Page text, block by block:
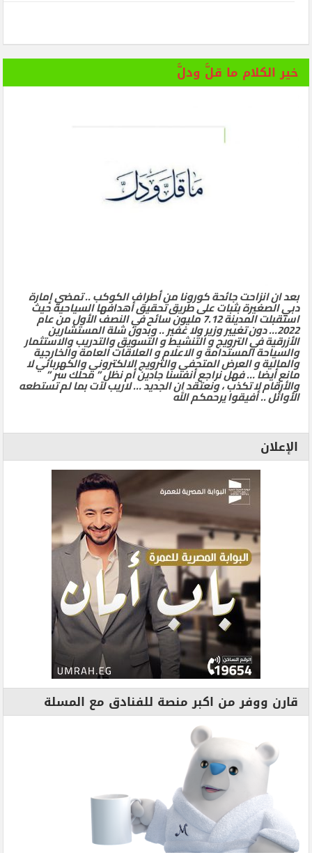
خير الكلام ما قلَّ ودلَّ
بعد ان انزاحت جائحة كورونا من أطراف الكوكب .. تمضي إمارة
دبي الصغيرة بثبات على طريق تحقيق أهدافها السياحية حيث
استقبلت المدينة 7.12 مليون سائح في النصف الأول من عام
2022… دون تغيير وزير ولا غفير .. وبدون شلة المستشارين
الأزرقية في الترويج و التنشيط و التسويق والتدريب والاستثمار
والسياحة المستدامة و الاعلام و العلاقات العامة والخارجية
والمالية و العرض المتحفي والترويج الالكتروني والكهربائي لا
مانع أيضا … فهل نراجع أنفسنا جادين أم نظل ” محلك سر ”
والأرقام لا تكذب ، ونعتقد ان الجديد … لاريب لآت بما لم تستطعه
الأوائل .. أفيقوا يرحمكم الله
الإعلان
قارن ووفر من اكبر منصة للفنادق مع المسلة